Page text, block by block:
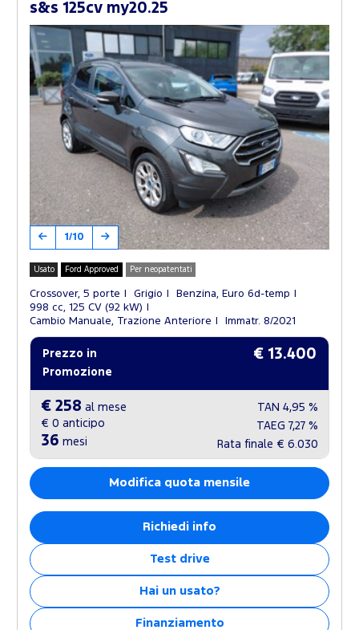
s&s 125cv my20.25
1/10
Usato Ford Approved Per neopatentati
Crossover, 5 porte Grigio
Benzina, Euro 6d-temp
998 cc, 125 CV (92 kW)
Cambio Manuale, Trazione Anteriore
Immatr. 8/2021
Prezzo in
Promozione
€ 13.400
€ 258 al mese
€ 0 anticipo
36 mesi
TAN 4,95 %
TAEG 7,27 %
Rata finale € 6.030
Modifica quota mensile
Richiedi info
Test drive
Hai un usato?
Finanziamento